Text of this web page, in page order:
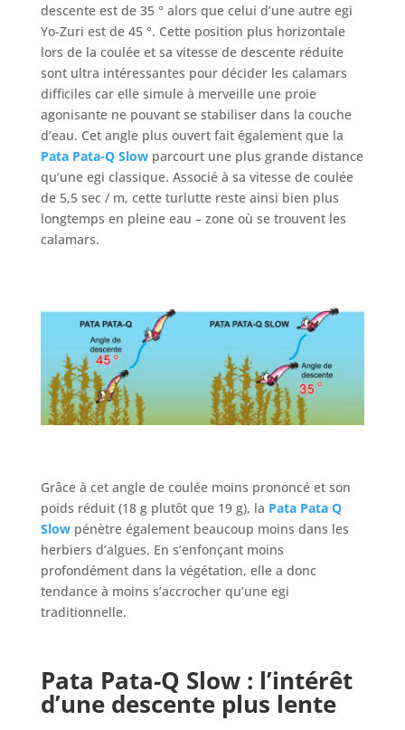
descente est de 35 ° alors que celui d’une autre egi
Yo-Zuri est de 45 °. Cette position plus horizontale
lors de la coulée et sa vitesse de descente réduite
sont ultra intéressantes pour décider les calamars
difficiles car elle simule à merveille une proie
agonisante ne pouvant se stabiliser dans la couche
d’eau. Cet angle plus ouvert fait également que la
Pata Pata-Q Slowparcourt une plus grande distance
qu’une egi classique. Associé à sa vitesse de coulée
de 5,5 sec / m, cette turlutte reste ainsi bien plus
longtemps en pleine eau – zone où se trouvent les
calamars.
Grâce à cet angle de coulée moins prononcé et son
poids réduit (18 g plutôt que 19 g), la Pata Pata Q
Slowpénètre également beaucoup moins dans les
herbiers d’algues. En s’enfonçant moins
profondément dans la végétation, elle a donc
tendance à moins s’accrocher qu’une egi
traditionnelle.
Pata Pata-Q Slow: l’intérêt
d’une descente plus lente